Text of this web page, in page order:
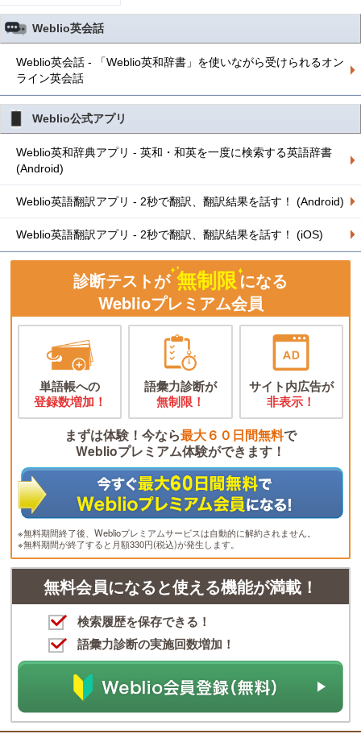
Weblio英会話
Weblio英会話 - 「Weblio英和辞書」を使いながら受けられるオン
ライン英会話
Weblio公式アプリ
Weblio英和辞典アプリ - 英和・和英を一度に検索する英語辞書
(Android)
Weblio英語翻訳アプリ - 2秒で翻訳、翻訳結果を話す！ (Android)
Weblio英語翻訳アプリ - 2秒で翻訳、翻訳結果を話す！ (iOS)
診断テストが 無制限になる
Weblioプレミアム会員
単語帳への
登録数増加！
語彙力診断が
無制限！
サイト内広告が
非表示！
まずは体験！今なら最大６０日間無料で
Weblioプレミアム体験ができます！
※無料期間終了後、Weblioプレミアムサービスは自動的に解約されません。
※無料期間が終了すると月額330円(税込)が発生します。
無料会員になると使える機能が満載！
検索履歴を保存できる！
語彙力診断の実施回数増加！